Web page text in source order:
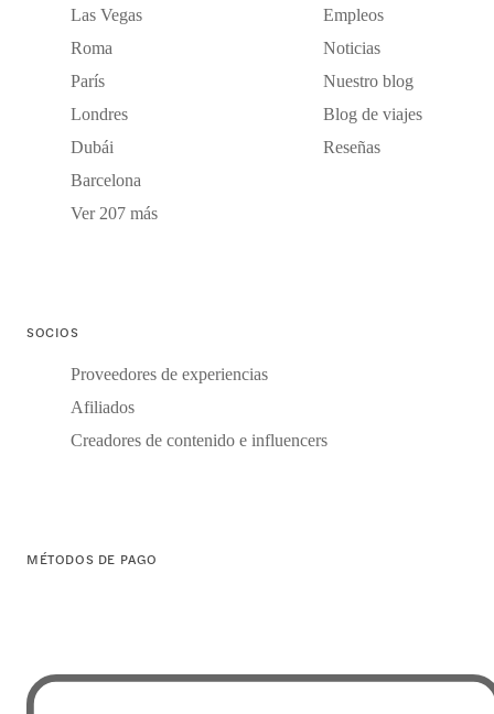
Las Vegas
Roma
París
Londres
Dubái
Barcelona
Ver 207 más
Empleos
Noticias
Nuestro blog
Blog de viajes
Reseñas
SOCIOS
Proveedores de experiencias
Afiliados
Creadores de contenido e influencers
MÉTODOS DE PAGO